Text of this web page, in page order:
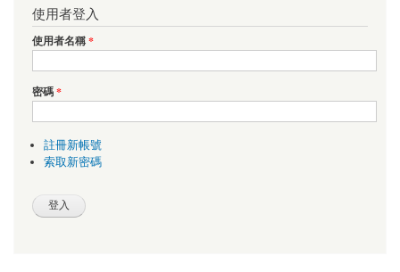
使用者登入
使用者名稱*
密碼*
註冊新帳號
索取新密碼